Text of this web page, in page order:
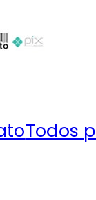
Todos